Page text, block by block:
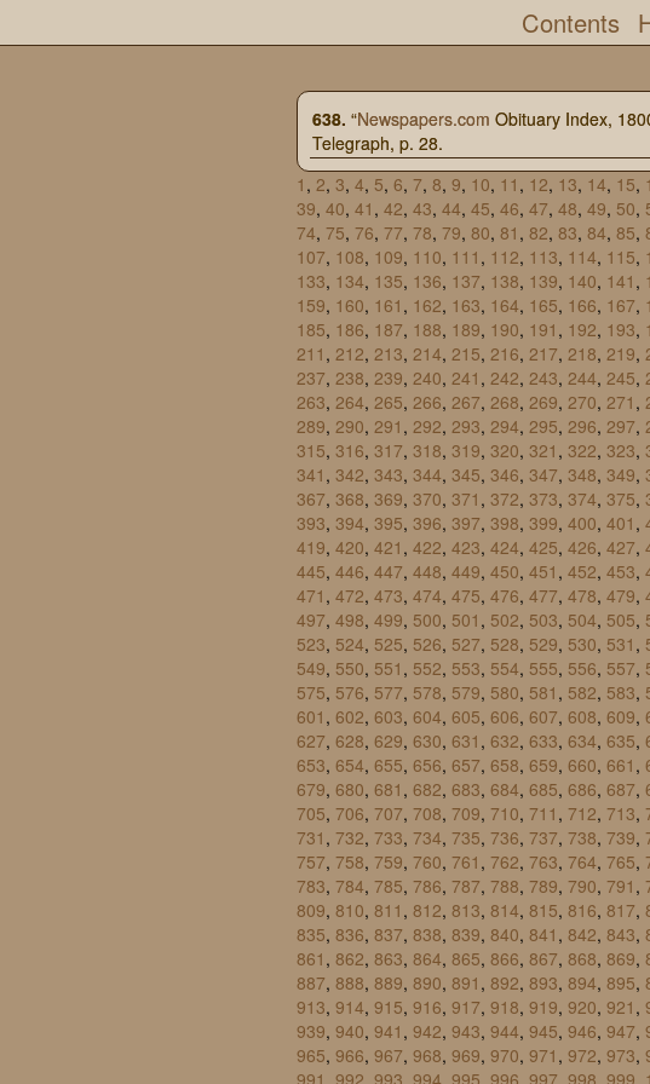
Contents
638. “Newspapers.com Obituary Index,
Telegraph, p. 28.
1 , 2, 3, 4, 5, 6, 7, 8, 9, 10, 11 , 12, 13, 14, 15,
39, 40, 41 , 42, 43, 44, 45, 46, 47, 48, 49, 50,
74, 75, 76, 77, 78, 79, 80, 81 , 82, 83, 84, 85,
107, 108, 109, 110, 111 , 112, 113, 114, 115,
133, 134, 135, 136, 137, 138, 139, 140, 141 ,
159, 160, 161 , 162, 163, 164, 165, 166, 167,
185, 186, 187, 188, 189, 190, 191 , 192, 193,
211 , 212, 213, 214, 215, 216, 217, 218, 219,
237, 238, 239, 240, 241 , 242, 243, 244, 245,
263, 264, 265, 266, 267, 268, 269, 270, 271 ,
289, 290, 291 , 292, 293, 294, 295, 296, 297,
315, 316, 317, 318, 319, 320, 321 , 322, 323,
341 , 342, 343, 344, 345, 346, 347, 348, 349,
367, 368, 369, 370, 371 , 372, 373, 374, 375,
393, 394, 395, 396, 397, 398, 399, 400, 401 ,
419, 420, 421 , 422, 423, 424, 425, 426, 427,
445, 446, 447, 448, 449, 450, 451 , 452, 453,
471 , 472, 473, 474, 475, 476, 477, 478, 479,
497, 498, 499, 500, 501 , 502, 503, 504, 505,
523, 524, 525, 526, 527, 528, 529, 530, 531 ,
549, 550, 551 , 552, 553, 554, 555, 556, 557,
575, 576, 577, 578, 579, 580, 581 , 582, 583,
601 , 602, 603, 604, 605, 606, 607, 608, 609,
627, 628, 629, 630, 631 , 632, 633, 634, 635,
653, 654, 655, 656, 657, 658, 659, 660, 661 ,
679, 680, 681 , 682, 683, 684, 685, 686, 687,
705, 706, 707, 708, 709, 710, 711 , 712, 713,
731 , 732, 733, 734, 735, 736, 737, 738, 739,
757, 758, 759, 760, 761 , 762, 763, 764, 765,
783, 784, 785, 786, 787, 788, 789, 790, 791 ,
809, 810, 811 , 812, 813, 814, 815, 816, 817,
835, 836, 837, 838, 839, 840, 841 , 842, 843,
861 , 862, 863, 864, 865, 866, 867, 868, 869,
887, 888, 889, 890, 891 , 892, 893, 894, 895,
913, 914, 915, 916, 917, 918, 919, 920, 921 ,
939, 940, 941 , 942, 943, 944, 945, 946, 947,
965, 966, 967, 968, 969, 970, 971 , 972, 973,
991 992 993 994 995 996 997 998 999